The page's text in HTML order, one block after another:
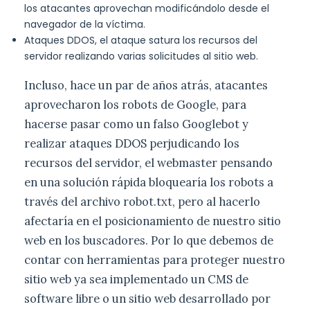
los atacantes aprovechan modificándolo desde el
navegador de la víctima.
Ataques DDOS, el ataque satura los recursos del
servidor realizando varias solicitudes al sitio web.
Incluso, hace un par de años atrás, atacantes
aprovecharon los robots de Google, para
hacerse pasar como un falso Googlebot y
realizar ataques DDOS perjudicando los
recursos del servidor, el webmaster pensando
en una solución rápida bloquearía los robots a
través del archivo robot.txt, pero al hacerlo
afectaría en el posicionamiento de nuestro sitio
web en los buscadores. Por lo que debemos de
contar con herramientas para proteger nuestro
sitio web ya sea implementado un CMS de
software libre o un sitio web desarrollado por